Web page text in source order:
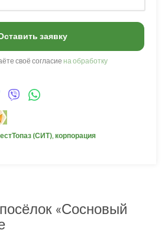
заявку
своё согласие на обработку
(СИТ), корпорация
«Сосновый